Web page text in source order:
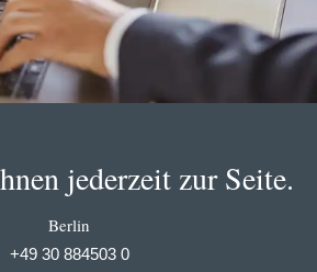
jederzeit zur Seite.
Berlin
+49 30 884503 0